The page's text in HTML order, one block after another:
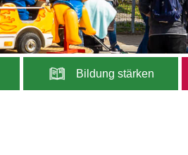
Bildung stärken